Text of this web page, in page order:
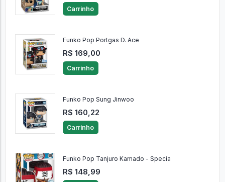
Carrinho
Funko Pop Portgas D. Ace
R$ 169,00
Carrinho
Funko Pop Sung Jinwoo
R$ 160,22
Carrinho
Funko Pop Tanjuro Kamado - Specia
R$ 148,99